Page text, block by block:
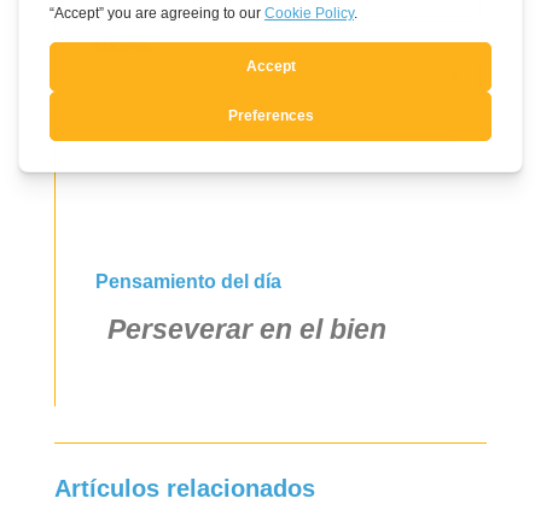
Idioma
Sí, quiero suscribirme
Pensamiento del día
Perseverar en el bien
Artículos relacionados